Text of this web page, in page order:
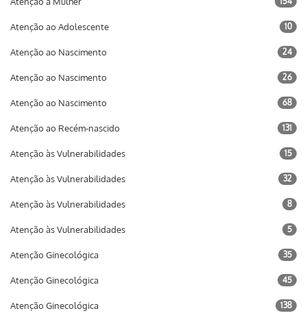
Atenção ao Adolescente 10
Atenção ao Nascimento 24
Atenção ao Nascimento 26
Atenção ao Nascimento 68
Atenção ao Recém-nascido 131
Atenção às Vulnerabilidades 15
Atenção às Vulnerabilidades 32
Atenção às Vulnerabilidades 8
Atenção às Vulnerabilidades 5
Atenção Ginecológica 35
Atenção Ginecológica 45
Atenção Ginecológica 138